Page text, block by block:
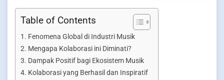
Table of Contents
Fenomena Global di Industri Musik
Mengapa Kolaborasi ini Diminati?
Dampak Positif bagi Ekosistem Musik
Kolaborasi yang Berhasil dan Inspiratif